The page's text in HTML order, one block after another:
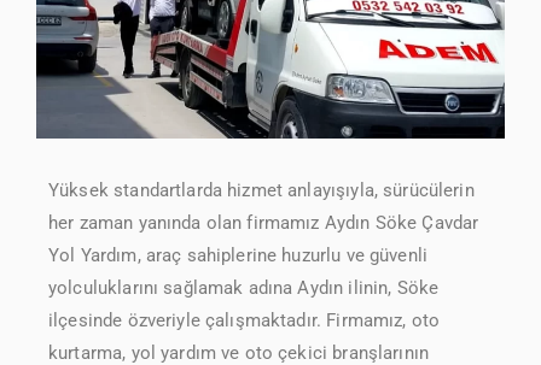
Yüksek standartlarda hizmet anlayışıyla, sürücülerin
her zaman yanında olan firmamız Aydın Söke Çavdar
Yol Yardım, araç sahiplerine huzurlu ve güvenli
yolculuklarını sağlamak adına Aydın ilinin, Söke
ilçesinde özveriyle çalışmaktadır. Firmamız, oto
kurtarma, yol yardım ve oto çekici branşlarının